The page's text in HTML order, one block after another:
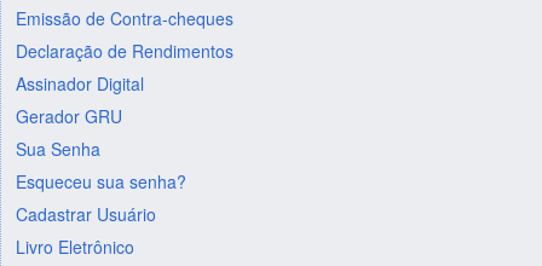
Emissão de Contra-cheques
Declaração de Rendimentos
Assinador Digital
Gerador GRU
Sua Senha
Esqueceu sua senha?
Cadastrar Usuário
Livro Eletrônico